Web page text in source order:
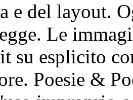
e del layout.
Le
su esplicito
Poesie &